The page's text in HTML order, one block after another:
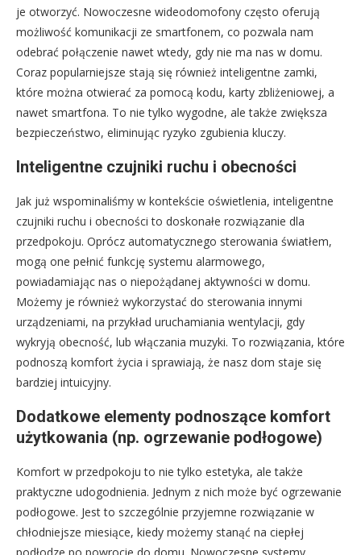
je otworzyć. Nowoczesne wideodomofony często oferują
możliwość komunikacji ze smartfonem, co pozwala nam
odebrać połączenie nawet wtedy, gdy nie ma nas w domu.
Coraz popularniejsze stają się również inteligentne zamki,
które można otwierać za pomocą kodu, karty zbliżeniowej, a
nawet smartfona. To nie tylko wygodne, ale także zwiększa
bezpieczeństwo, eliminując ryzyko zgubienia kluczy.
Inteligentne czujniki ruchu i obecności
Jak już wspominaliśmy w kontekście oświetlenia, inteligentne
czujniki ruchu i obecności to doskonałe rozwiązanie dla
przedpokoju. Oprócz automatycznego sterowania światłem,
mogą one pełnić funkcję systemu alarmowego,
powiadamiając nas o niepożądanej aktywności w domu.
Możemy je również wykorzystać do sterowania innymi
urządzeniami, na przykład uruchamiania wentylacji, gdy
wykryją obecność, lub włączania muzyki. To rozwiązania, które
podnoszą komfort życia i sprawiają, że nasz dom staje się
bardziej intuicyjny.
Dodatkowe elementy podnoszące komfort
użytkowania (np. ogrzewanie podłogowe)
Komfort w przedpokoju to nie tylko estetyka, ale także
praktyczne udogodnienia. Jednym z nich może być ogrzewanie
podłogowe. Jest to szczególnie przyjemne rozwiązanie w
chłodniejsze miesiące, kiedy możemy stanąć na ciepłej